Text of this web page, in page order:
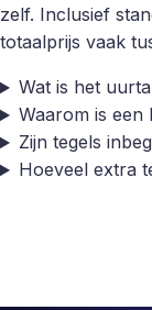
zelf. Inclusief
totaalprijs vaak
Wat is het
Waarom is een
Zijn tegels
Hoeveel extra